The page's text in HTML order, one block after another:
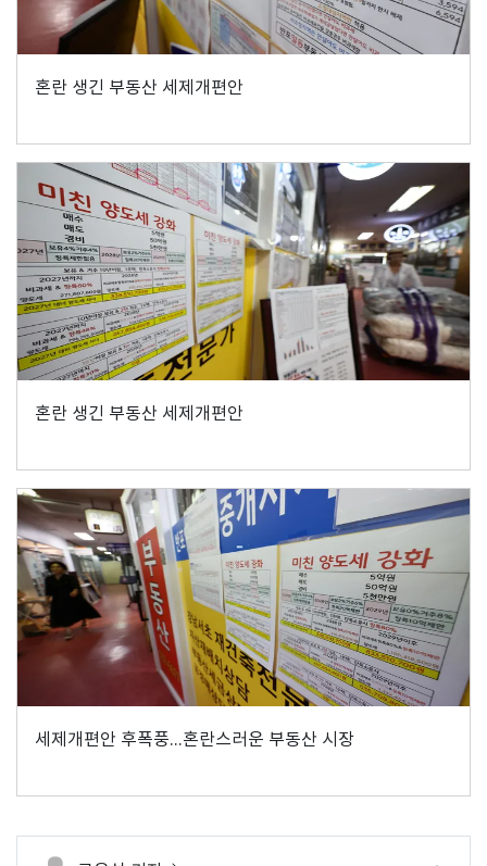
혼란 생긴 부동산 세제개편안
혼란 생긴 부동산 세제개편안
세제개편안 후폭풍...혼란스러운 부동산 시장